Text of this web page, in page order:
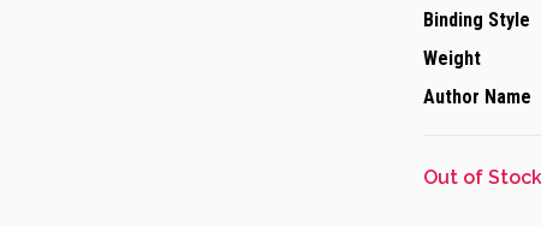
Binding Style
Weight
Author Name
Out of Stock